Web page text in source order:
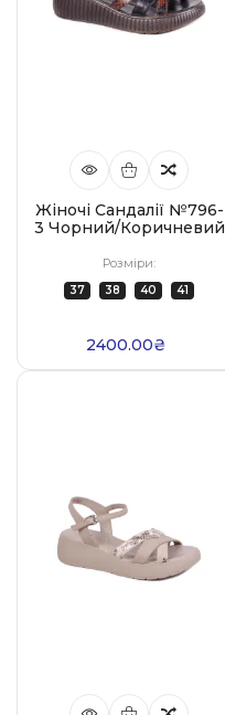
Жіночі Сандалії №796-
3 Чорний/коричневий
Розміри:
37 38 40 41
2400.00₴